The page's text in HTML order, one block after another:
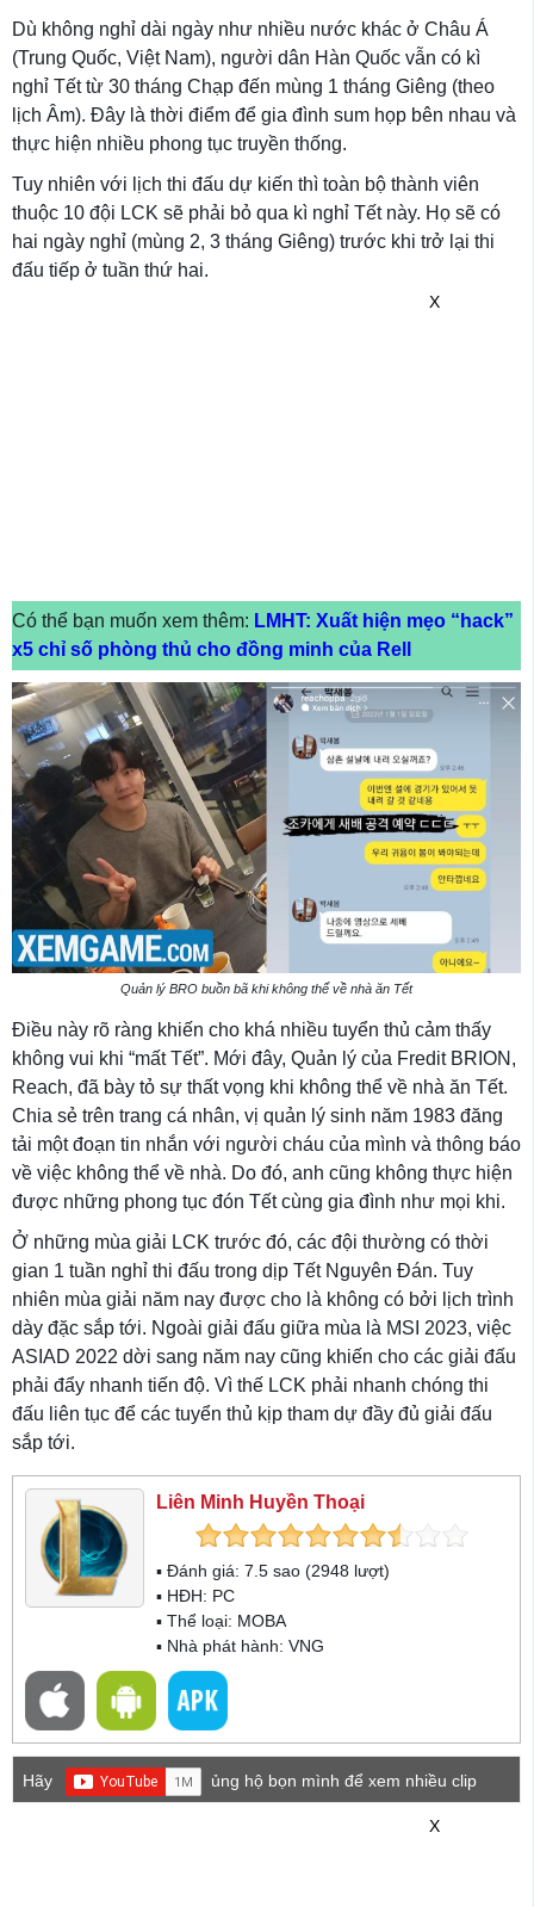
Dù không nghỉ dài ngày như nhiều nước khác ở Châu Á
(Trung Quốc, Việt Nam), người dân Hàn Quốc vẫn có kì
nghỉ Tết từ 30 tháng Chạp đến mùng 1 tháng Giêng (theo
lịch Âm). Đây là thời điểm để gia đình sum họp bên nhau và
thực hiện nhiều phong tục truyền thống.
Tuy nhiên với lịch thi đấu dự kiến thì toàn bộ thành viên
thuộc 10 đội LCK sẽ phải bỏ qua kì nghỉ Tết này. Họ sẽ có
hai ngày nghỉ (mùng 2, 3 tháng Giêng) trước khi trở lại thi
đấu tiếp ở tuần thứ hai.
X
Có thể bạn muốn xem thêm: LMHT: Xuất hiện mẹo “hack”
x5 chỉ số phòng thủ cho đồng minh của Rell
Quản lý BRO buồn bã khi không thể về nhà ăn Tết
Điều này rõ ràng khiến cho khá nhiều tuyển thủ cảm thấy
không vui khi “mất Tết”. Mới đây, Quản lý của Fredit BRION,
Reach, đã bày tỏ sự thất vọng khi không thể về nhà ăn Tết.
Chia sẻ trên trang cá nhân, vị quản lý sinh năm 1983 đăng
tải một đoạn tin nhắn với người cháu của mình và thông báo
về việc không thể về nhà. Do đó, anh cũng không thực hiện
được những phong tục đón Tết cùng gia đình như mọi khi.
Ở những mùa giải LCK trước đó, các đội thường có thời
gian 1 tuần nghỉ thi đấu trong dịp Tết Nguyên Đán. Tuy
nhiên mùa giải năm nay được cho là không có bởi lịch trình
dày đặc sắp tới. Ngoài giải đấu giữa mùa là MSI 2023, việc
ASIAD 2022 dời sang năm nay cũng khiến cho các giải đấu
phải đẩy nhanh tiến độ. Vì thế LCK phải nhanh chóng thi
đấu liên tục để các tuyển thủ kịp tham dự đầy đủ giải đấu
sắp tới.
Liên Minh Huyền Thoại
▪ Đánh giá: 7.5 sao (2948 lượt)
▪ HĐH: PC
▪ Thể loại: MOBA
▪ Nhà phát hành: VNG
Hãy
ủng hộ bọn mình để xem nhiều clip
X